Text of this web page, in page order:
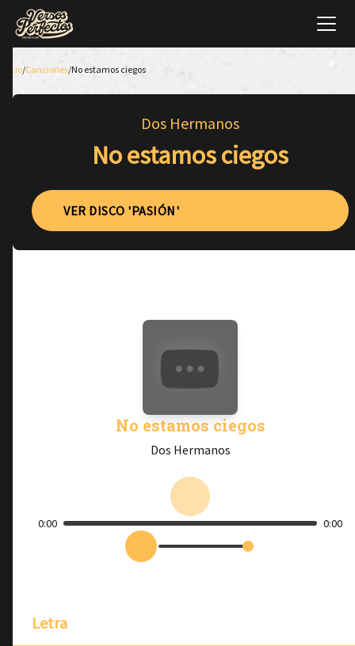
Inicio/Canciones/No estamos ciegos
Dos Hermanos
No estamos ciegos
VER DISCO 'PASIÓN'
No estamos ciegos
Dos Hermanos
0:00 0:00
Letra